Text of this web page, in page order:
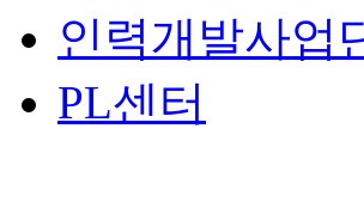
인력개발사업
PL센터